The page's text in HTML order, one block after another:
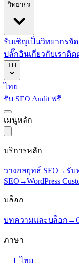
วิทยากร
รับเชิญเป็นวิทยากรจั
ปลั๊กอินเกี่ยวกับเราติด
TH
ไทย
รับ SEO Audit ฟรี
เมนูหลัก
บริการหลัก
วางกลยุทธ์ SEO → รับ
SEO →WordPress
บล็อก
บทความและบล็อก →
ภาษา
🇹🇭ไทย